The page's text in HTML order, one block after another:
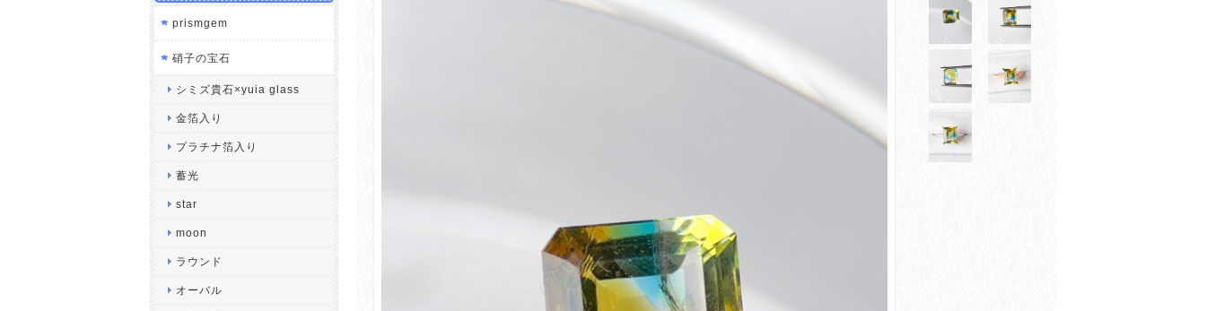
prismgem
硝子の宝石
シミズ貴石×yuia glass
金箔入り
プラチナ箔入り
蓄光
star
moon
ラウンド
オーバル